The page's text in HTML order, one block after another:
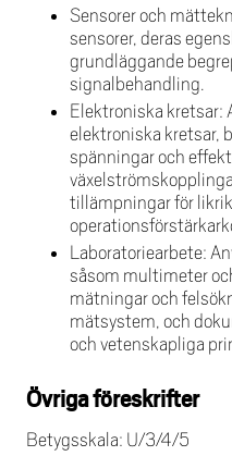
Sensorer och
sensorer, deras
grundläggande
signalbehandling.
Elektroniska kretsar:
elektroniska kretsar,
spänningar och
tillämpningar för
Laboratoriearbete:
såsom multimeter
mätningar och
mätsystem, och
och vetenskapliga
Övriga föreskrifter
Betygsskala: U/3/4/5